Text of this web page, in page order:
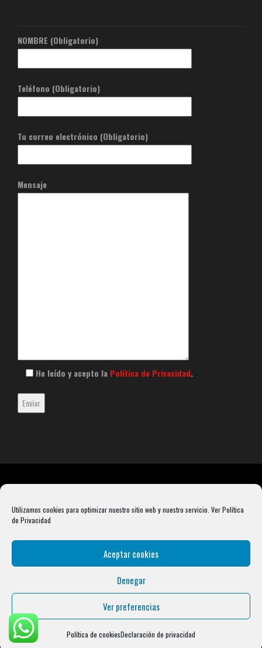
Utilizamos cookies para optimizar nuestro sitio web y nuestro servicio. Ver Política
de Privacidad
Aceptar cookies
Denegar
Ver preferencias
Política de cookiesDeclaración de privacidad
NOMBRE (Obligatorio)
Teléfono (Obligatorio)
Tu correo electrónico (Obligatorio)
Mensaje
He leído y acepto la Política de Privacidad.
Rebel Barbell S.L. B66099904 Pasaje Rustullet 18, 08041 (Barcelona)
info@condalcrossfit.com © Copyright 2025 Condal Crossfit -Blog-Política de
Política de Cookies -Aviso Legal| Designed by